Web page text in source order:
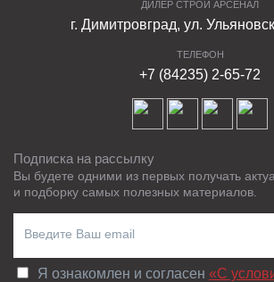
ДИЛЕР СТРОЙ АРСЕНАЛ
г. Димитровград, ул.
ТЕЛЕФОН
+7 (84235) 2-65-72
Подписка на рассылку
Вы будете одними из первых получать
и подборку самых полезных материалов.
Я ознакомлен и согласен «C